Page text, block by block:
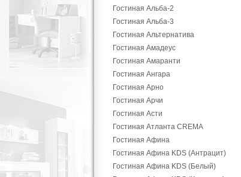
Гостиная Альба-2
Гостиная Альба-3
Гостиная Альтернатива
Гостиная Амадеус
Гостиная Амаранти
Гостиная Ангара
Гостиная Арно
Гостиная Арчи
Гостиная Асти
Гостиная Атланта CREMA
Гостиная Афина
Гостиная Афина KDS (Антрацит)
Гостиная Афина KDS (Белый)